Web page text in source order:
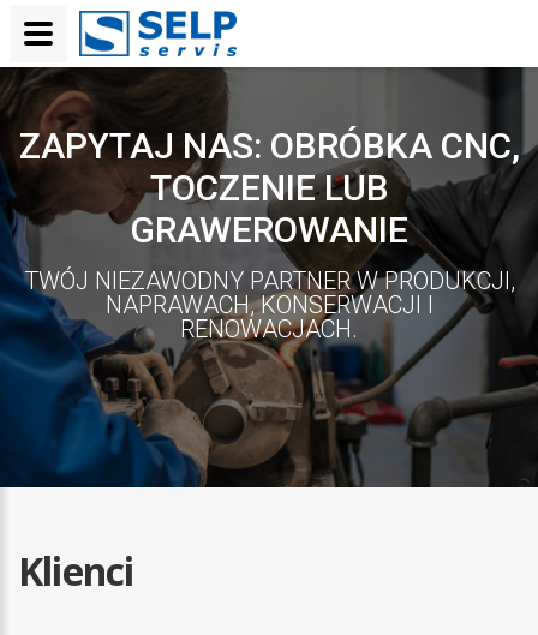
ZAPYTAJ NAS: OBRÓBKA CNC,
TOCZENIE LUB
GRAWEROWANIE
TWÓJ NIEZAWODNY PARTNER W PRODUKCJI,
NAPRAWACH, KONSERWACJI I
RENOWACJACH.
Klienci